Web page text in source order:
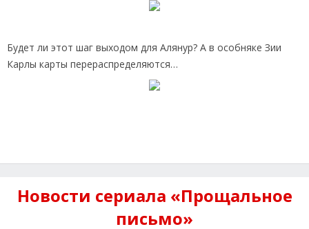
Будет ли этот шаг выходом для Алянур? А в особняке Зии
Карлы карты перераспределяются…
Новости сериала «Прощальное
письмо»